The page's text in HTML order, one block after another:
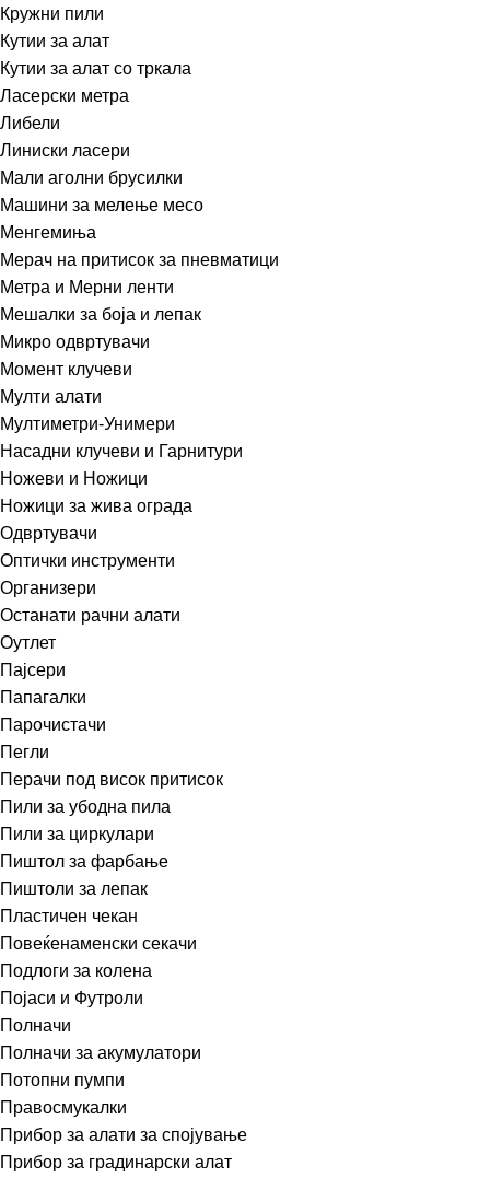
Кружни пили
Кутии за алат
Кутии за алат со тркала
Ласерски метра
Либели
Линиски ласери
Мали аголни брусилки
Машини за мелење месо
Менгемиња
Мерач на притисок за пневматици
Метра и Мерни ленти
Мешалки за боја и лепак
Микро одвртувачи
Момент клучеви
Мулти алати
Мултиметри-Унимери
Насадни клучеви и Гарнитури
Ножеви и Ножици
Ножици за жива ограда
Одвртувачи
Оптички инструменти
Организери
Останати рачни алати
Оутлет
Пајсери
Папагалки
Парочистачи
Пегли
Перачи под висок притисок
Пили за убодна пила
Пили за циркулари
Пиштол за фарбање
Пиштоли за лепак
Пластичен чекан
Повеќенаменски секачи
Подлоги за колена
Појаси и Футроли
Полначи
Полначи за акумулатори
Потопни пумпи
Правосмукалки
Прибор за алати за спојување
Прибор за градинарски алат